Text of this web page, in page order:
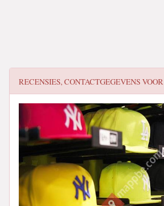
RECENSIES, CONTACTGEGEVENS VOOR